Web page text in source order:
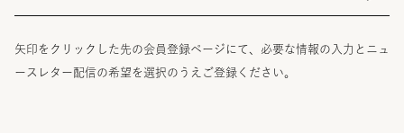
矢印をクリックした先の会員登録ページにて、必要な情報の入力とニュ
ースレター配信の希望を選択のうえご登録ください。